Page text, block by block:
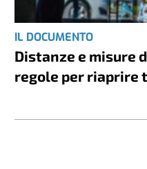
IL DOCUMENTO
Distanze e misure
regole per riaprire